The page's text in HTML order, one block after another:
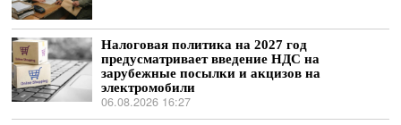
Налоговая политика на 2027 год
предусматривает введение НДС на
зарубежные посылки и акцизов на
электромобили
06.08.2026 16:27